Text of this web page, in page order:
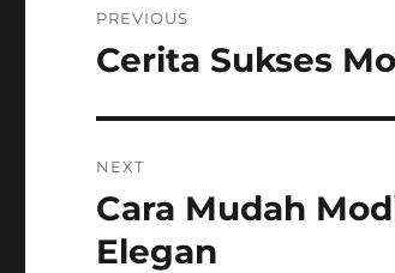
navigation
PREVIOUS
Previous
Cerita Sukses
NEXT
Next
post:
Cara Mudah
Elegan